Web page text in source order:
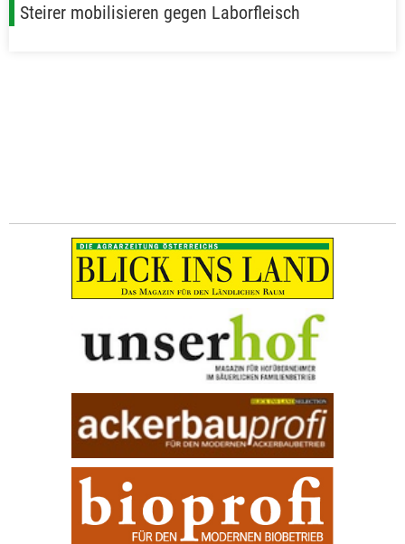
Steirer mobilisieren gegen Laborfleisch